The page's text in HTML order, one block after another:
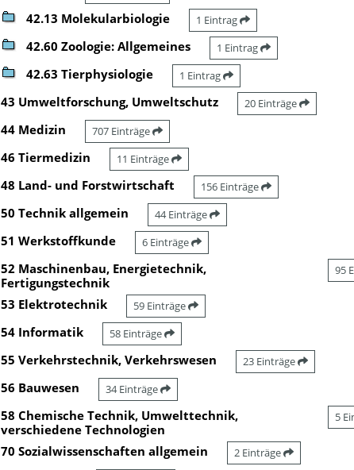
42.13 Molekularbiologie 1 Eintrag
42.60 Zoologie: Allgemeines 1 Eintrag
42.63 Tierphysiologie 1 Eintrag
43 Umweltforschung, Umweltschutz 20 Einträge
44 Medizin 707 Einträge
46 Tiermedizin 11 Einträge
48 Land- und Forstwirtschaft 156 Einträge
50 Technik allgemein 44 Einträge
51 Werkstoffkunde 6 Einträge
52 Maschinenbau, Energietechnik,
Fertigungstechnik
95
53 Elektrotechnik 59 Einträge
54 Informatik 58 Einträge
55 Verkehrstechnik, Verkehrswesen 23 Einträge
56 Bauwesen 34 Einträge
58 Chemische Technik, Umwelttechnik,
verschiedene Technologien
5
70 Sozialwissenschaften allgemein 2 Einträge